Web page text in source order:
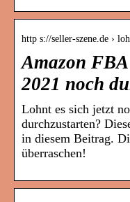
http s://seller-szene.de ›
Amazon
2021 noch
Lohnt es sich jetzt
durchzustarten?
in diesem Beitrag.
überraschen!